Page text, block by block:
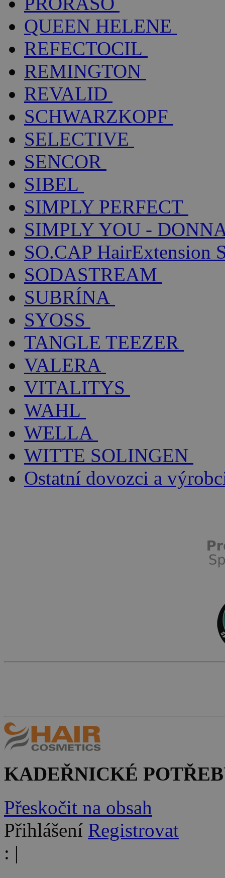
QUEEN HELENE
REFECTOCIL
REMINGTON
REVALID
SCHWARZKOPF
SELECTIVE
SENCOR
SIBEL
SIMPLY PERFECT
SIMPLY YOU -
SO.CAP HairExtension
SODASTREAM
SUBRÍNA
SYOSS
TANGLE TEEZER
VALERA
VITALITYS
WAHL
WELLA
WITTE SOLINGEN
Ostatní dovozci a
KADEŘNICKÉ
Přeskočit na obsah
Přihlášení Registrovat
: |